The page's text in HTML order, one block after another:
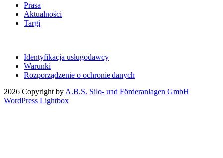
Prasa
Aktualności
Targi
Identyfikacja usługodawcy
Warunki
Rozporządzenie o ochronie danych
2026 Copyright by A.B.S. Silo- und Förderanlagen GmbH
WordPress Lightbox